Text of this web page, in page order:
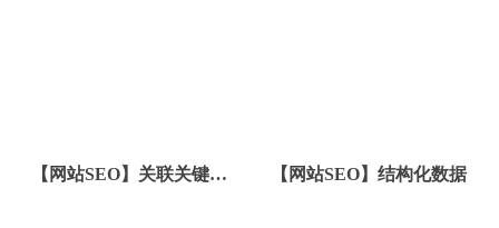
【网站SEO】关联关键词
【网站SEO】结构化数据